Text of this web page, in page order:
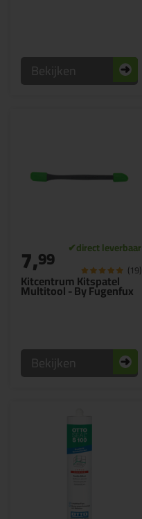
Bekijken
Kitcentrum Kitspatel
Multitool - By Fugenfux
7,99 (19)
Bekijken